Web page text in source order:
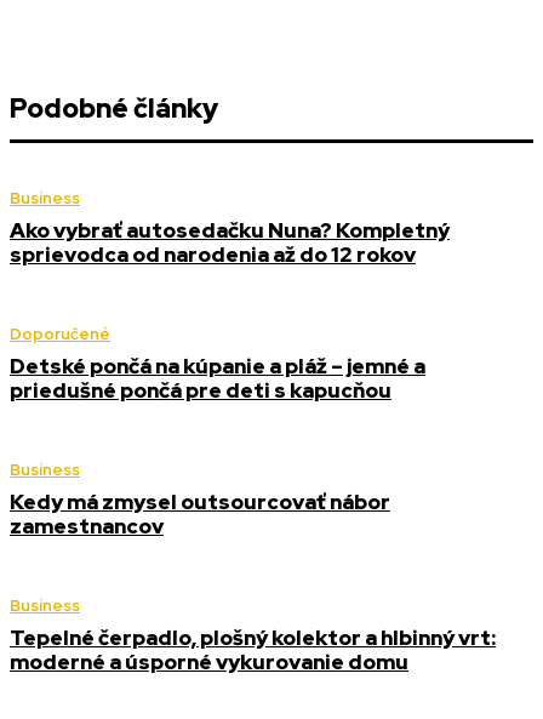
Podobné články
Business
Ako vybrať autosedačku Nuna? Kompletný
sprievodca od narodenia až do 12 rokov
Doporučené
Detské pončá na kúpanie a pláž – jemné a
priedušné pončá pre deti s kapucňou
Business
Kedy má zmysel outsourcovať nábor
zamestnancov
Business
Tepelné čerpadlo, plošný kolektor a hlbinný vrt:
moderné a úsporné vykurovanie domu